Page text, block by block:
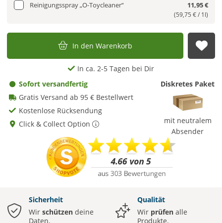
Reinigungsspray „O-Toycleaner“ 11,95 €
(59,75 € / 1l)
In den Warenkorb
In ca. 2-5 Tagen bei Dir
Sofort versandfertig
Gratis Versand ab 95 € Bestellwert
Kostenlose Rücksendung
Click & Collect Option
Diskretes Paket
mit neutralem
Absender
Sicherheit
Wir schützen deine
Daten.
Qualität
Wir prüfen alle
Produkte.